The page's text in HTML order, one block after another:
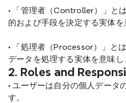
• 「管理者（Controller）」と
的および手段を決定する実体を
• 「処理者（Processor）」と
データを処理する実体を意味し
2. Roles and
• ユーザーは自分の個人データ
す。